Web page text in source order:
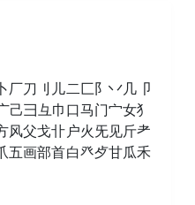
厂刀刂儿二匚阝丷几卩
彐彑巾口马门宀女犭
风父戈卝户火旡见斤耂
五画部首白癶歺甘瓜禾